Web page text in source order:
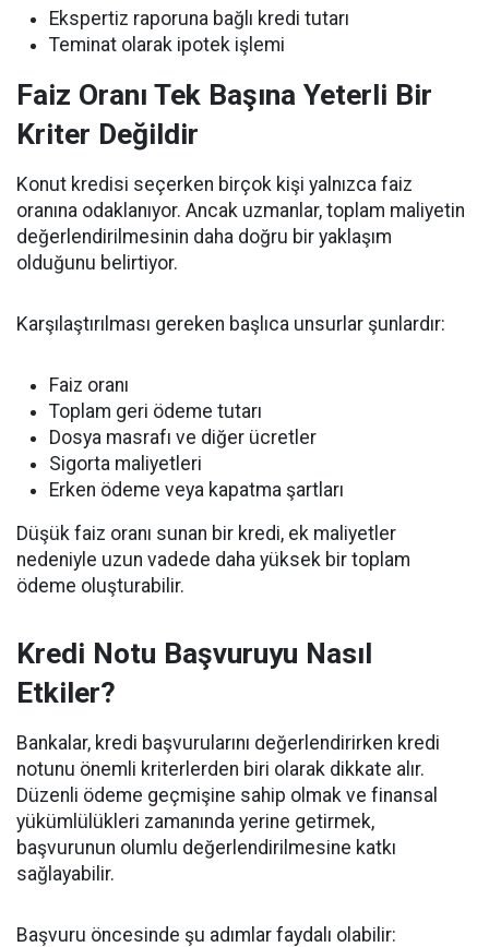
Ekspertiz raporuna bağlı kredi tutarı
Teminat olarak ipotek işlemi
Faiz Oranı Tek Başına Yeterli Bir
Kriter Değildir
Konut kredisi seçerken birçok kişi yalnızca faiz
oranına odaklanıyor. Ancak uzmanlar, toplam maliyetin
değerlendirilmesinin daha doğru bir yaklaşım
olduğunu belirtiyor.
Karşılaştırılması gereken başlıca unsurlar şunlardır:
Faiz oranı
Toplam geri ödeme tutarı
Dosya masrafı ve diğer ücretler
Sigorta maliyetleri
Erken ödeme veya kapatma şartları
Düşük faiz oranı sunan bir kredi, ek maliyetler
nedeniyle uzun vadede daha yüksek bir toplam
ödeme oluşturabilir.
Kredi Notu Başvuruyu Nasıl
Etkiler?
Bankalar, kredi başvurularını değerlendirirken kredi
notunu önemli kriterlerden biri olarak dikkate alır.
Düzenli ödeme geçmişine sahip olmak ve finansal
yükümlülükleri zamanında yerine getirmek,
başvurunun olumlu değerlendirilmesine katkı
sağlayabilir.
Başvuru öncesinde şu adımlar faydalı olabilir: